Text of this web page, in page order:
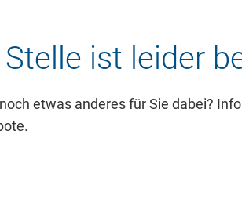
Stelle ist leider
etwas anderes für Sie dabei?
werden für die Grundfunktionen
Bereiche unserer Website